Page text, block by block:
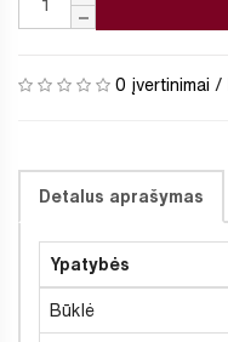
0 įvertinimai /
Detalus aprašymas
Ypatybės
Būklė